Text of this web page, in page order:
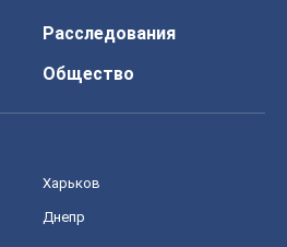
Расследования
Общество
Харьков
Днепр